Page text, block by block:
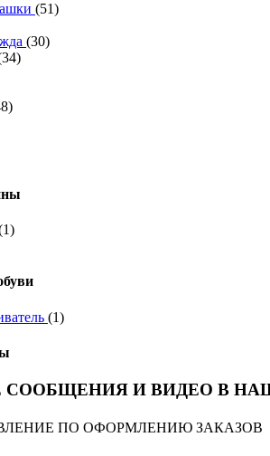
(51)
(30)
(1)
СООБЩЕНИЯ И ВИДЕО В
ПО ОФОРМЛЕНИЮ ЗАКАЗОВ